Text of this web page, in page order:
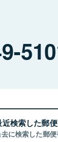
近検索した郵
に検索した郵便